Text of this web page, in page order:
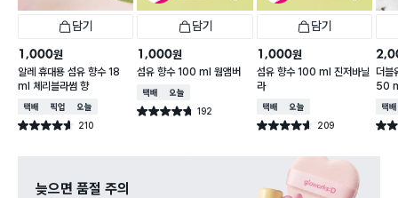
담기
1,000원
알레 휴대용 섬유 향수 18
ml 체리블라썸 향
택배배송매장픽업오늘배송
별점 4.6점 210
건 작성
담기
1,000원
섬유 향수 100 ml 웜앰버
택배배송오늘배송
별점 4.7점 192
건 작성
담기
1,000원
섬유 향수 100 ml 진저바닐
라
택배배송오늘배송
별점 4.6점 209
건 작성
더블
50
택배
별점
늦으면 품절 주의